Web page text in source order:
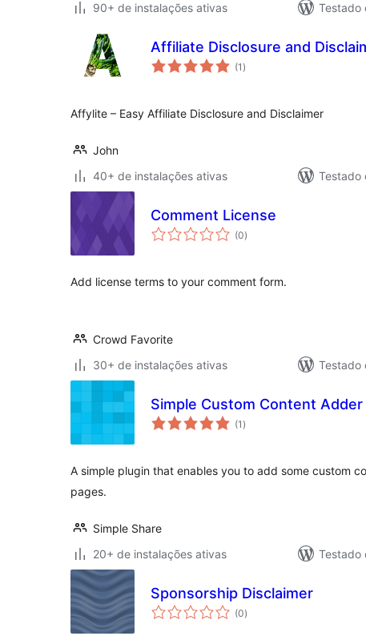
90+ de instalações ativas
Testado
Affiliate Disclosure and
(1 total
de
)
Affylite – Easy Affiliate Disclosure and Disclaimer
John
40+ de instalações ativas
Testado
Comment License
(0total
de
)
Add license terms to your comment form.
Crowd Favorite
30+ de instalações ativas
Testado
Simple Custom Content Adder
(1 total
de
)
A simple plugin that enables you to add some custom
pages.
Simple Share
20+ de instalações ativas
Testado
Sponsorship Disclaimer
(0total
de
)